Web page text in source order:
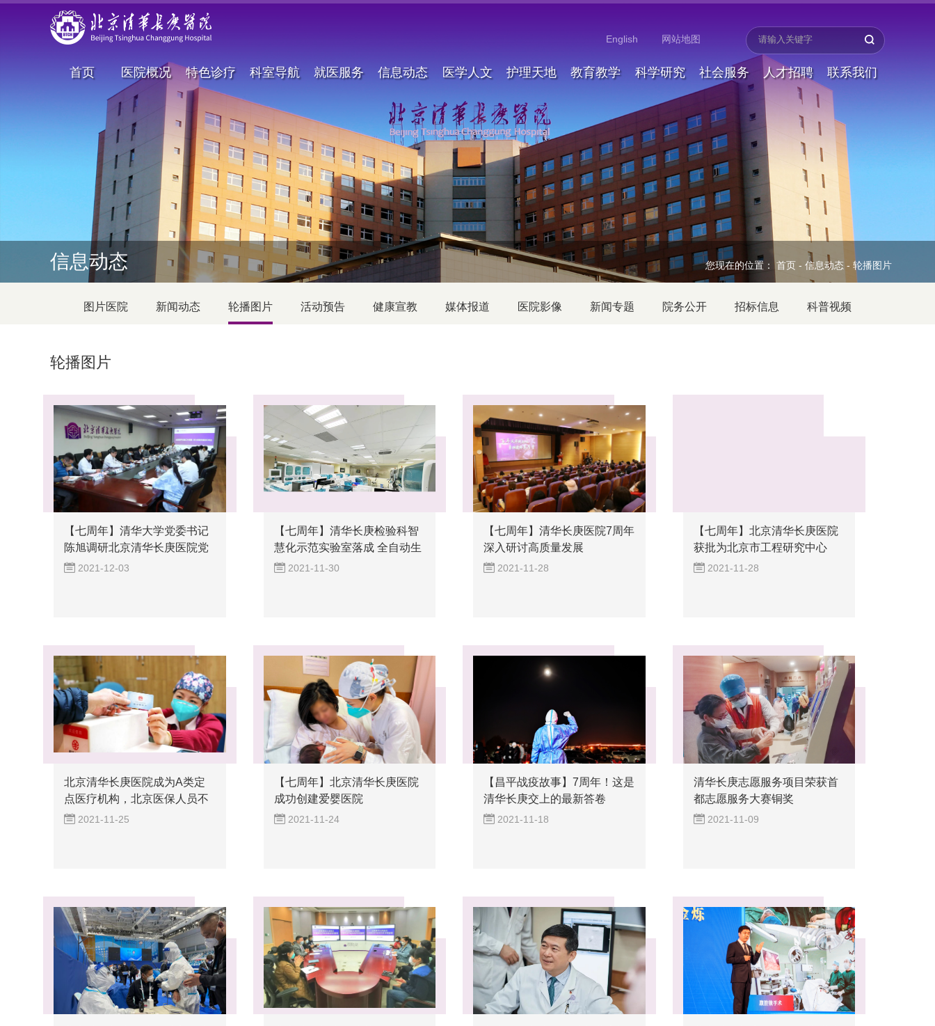
English 网站地图
首页 医院概况 特色诊疗 科室导航 就医服务 信息动态 医学人文 护理天地 教育教学 科学研究 社会服务 人才招聘 联系我们
信息动态 您现在的位置：首页 - 信息动态 - 轮播图片
图片医院 新闻动态 轮播图片 活动预告 健康宣教 媒体报道 医院影像 新闻专题 院务公开 招标信息 科普视频
轮播图片
【七周年】清华大学党委书记
陈旭调研北京清华长庚医院党
建标...2021-12-03
【七周年】清华长庚检验科智
慧化示范实验室落成 全自动生
免...2021-11-30
【七周年】清华长庚医院7周年
深入研讨高质量发展
2021-11-28
【七周年】北京清华长庚医院
获批为北京市工程研究中心
2021-11-28
北京清华长庚医院成为A类定
点医疗机构，北京医保人员不
用选...2021-11-25
【七周年】北京清华长庚医院
成功创建爱婴医院
2021-11-24
【昌平战疫故事】7周年！这是
清华长庚交上的最新答卷
2021-11-18
清华长庚志愿服务项目荣获首
都志愿服务大赛铜奖
2021-11-09